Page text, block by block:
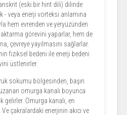
(eski bir hint dili) dilinde
- veya enerji vorteksi anlamına
hem evrenden ve yeryüzünden
görevini yaparlar, hem de
çevreye yayılmasını sağlarlar.
fiziksel bedeni ile enerji bedeni
üstlenirler.
sokumu bölgesinden, başın
omurga kanalı boyunca
gelirler. Omurga kanalı, en
çakralardaki enerjinin akıcı ve